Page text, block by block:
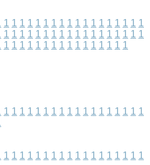
1 1 1 1 1 1 1 1 1 1 1 1 1 1 1 1 1 1
1 1 1 1 1 1 1 1 1 1 1 1 1 1 1 1 1 1
1 1 1 1 1 1 1 1 1 1 1 1 1 1 1 1
1 1 1 1 1 1 1 1 1 1 1 1 1 1 1 1 1 1
1 1 1 1 1 1 1 1 1 1 1 1 1 1 1 1 1 1